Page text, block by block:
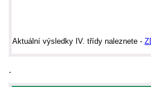
Aktuální výsledky IV. třídy naleznete -
.